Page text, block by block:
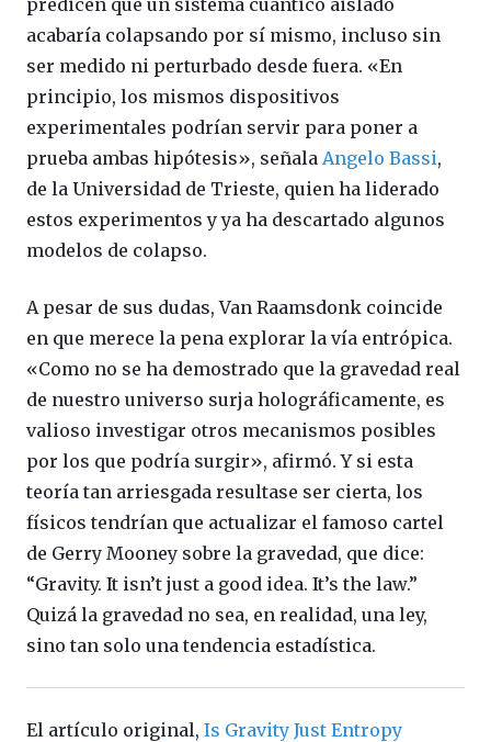
acabaría colapsando por sí mismo, incluso sin
ser medido ni perturbado desde fuera. «En
principio, los mismos dispositivos
experimentales podrían servir para poner a
prueba ambas hipótesis», señala Angelo Bassi,
de la Universidad de Trieste, quien ha liderado
estos experimentos y ya ha descartado algunos
modelos de colapso.
A pesar de sus dudas, Van Raamsdonk coincide
en que merece la pena explorar la vía entrópica.
«Como no se ha demostrado que la gravedad real
de nuestro universo surja holográficamente, es
valioso investigar otros mecanismos posibles
por los que podría surgir», afirmó. Y si esta
teoría tan arriesgada resultase ser cierta, los
físicos tendrían que actualizar el famoso cartel
de Gerry Mooney sobre la gravedad, que dice:
“Gravity. It isn’t just a good idea. It’s the law.”
Quizá la gravedad no sea, en realidad, una ley,
sino tan solo una tendencia estadística.
El artículo original, Is Gravity Just Entropy